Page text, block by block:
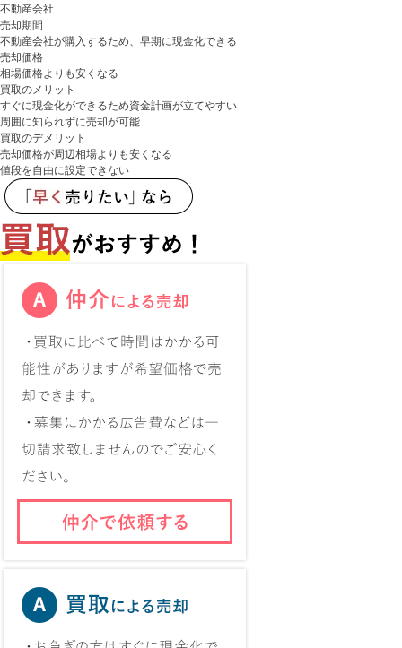
不動産会社
売却期間
不動産会社が購入するため、早期に現金化できる
売却価格
相場価格よりも安くなる
買取のメリット
すぐに現金化ができるため資金計画が立てやすい
周囲に知られずに売却が可能
買取のデメリット
売却価格が周辺相場よりも安くなる
値段を自由に設定できない